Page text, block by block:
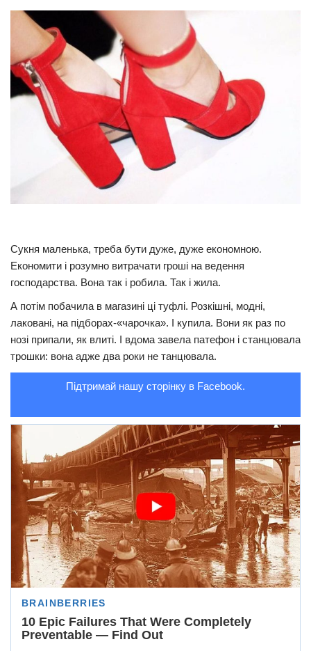
Політика
Світ
Цікаво
Наука
Технології
Події
Кримінал
Суспільство
Культура
#Війна
Сукня маленька, треба бути дуже, дуже економною.
Економити і розумно витрачати гроші на ведення
господарства. Вона так і робила. Так і жила.
А потім побачила в магазині ці туфлі. Розкішні, модні,
лаковані, на підборах-«чарочка». І купила. Вони як раз по
нозі припали, як влиті. І вдома завела патефон і станцювала
трошки: вона адже два роки не танцювала.
Підтримай нашу сторінку в Facebook.